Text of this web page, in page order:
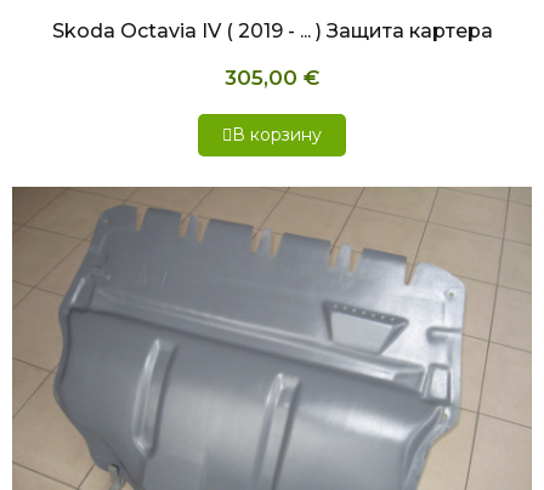
Skoda Octavia IV ( 2019 - ... ) Защита картера
305,00 €
В корзину